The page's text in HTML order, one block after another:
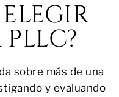
sobre más de una
y evaluando